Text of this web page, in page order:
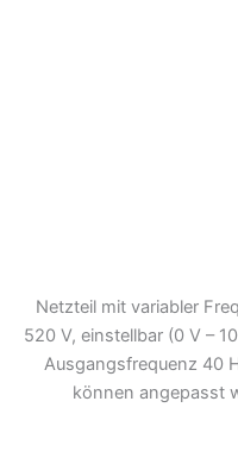
Netzteil mit variabler
520 V, einstellbar (0 V –
Ausgangsfrequenz 40
können angepasst